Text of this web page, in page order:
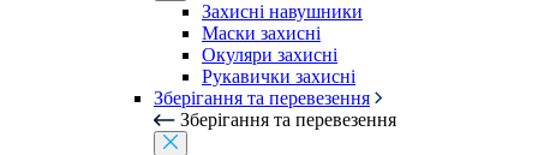
Захисні навушники
Маски захисні
Окуляри захисні
Рукавички захисні
Зберігання та перевезення
Зберігання та перевезення